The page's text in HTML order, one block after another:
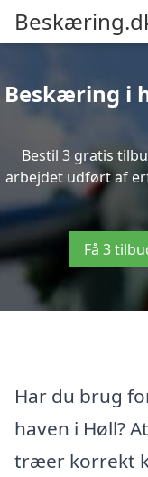
Beskæring i
Bestil 3 gratis
arbejdet udført af
Få 3
Har du brug
haven i Høll?
træer korrekt